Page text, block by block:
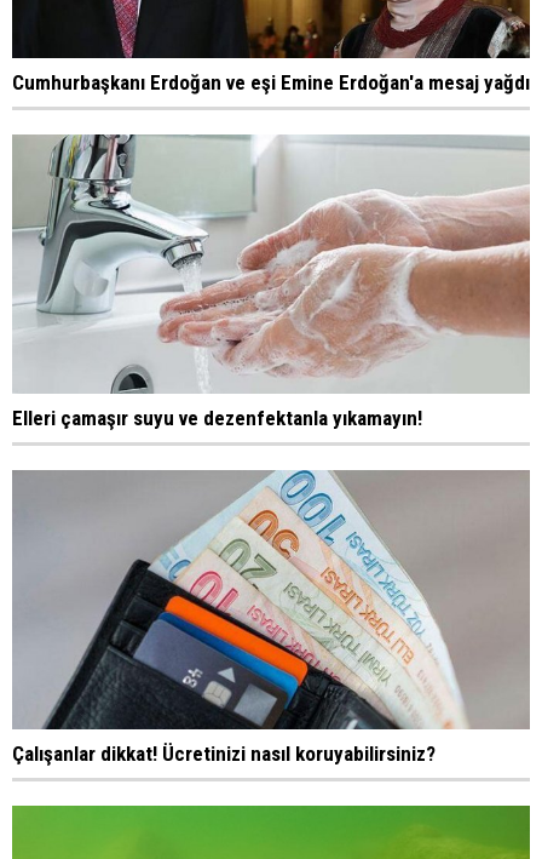
Cumhurbaşkanı Erdoğan ve eşi Emine Erdoğan'a mesaj yağdı
Elleri çamaşır suyu ve dezenfektanla yıkamayın!
Çalışanlar dikkat! Ücretinizi nasıl koruyabilirsiniz?